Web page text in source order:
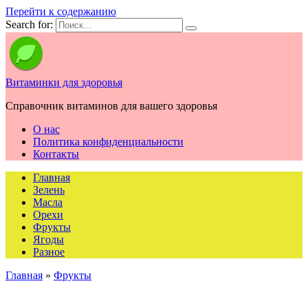
Перейти к содержанию
Search for:
Витаминки для здоровья
Справочник витаминов для вашего здоровья
О нас
Политика конфиденциальности
Контакты
Главная
Зелень
Масла
Орехи
Фрукты
Ягоды
Разное
Главная » Фрукты